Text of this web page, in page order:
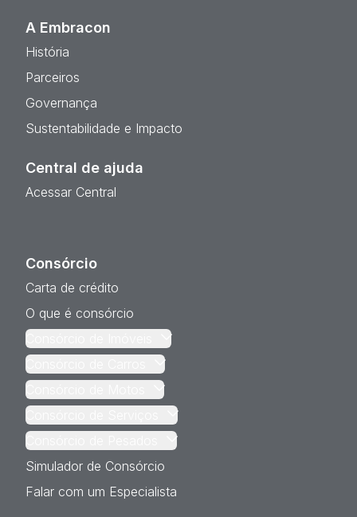
A Embracon
História
Parceiros
Governança
Sustentabilidade e Impacto
Central de ajuda
Acessar Central
Consórcio
Carta de crédito
O que é consórcio
Consórcio de Imóveis
Consórcio de Carros
Consórcio de Motos
Consórcio de Serviços
Consórcio de Pesados
Simulador de Consórcio
Falar com um Especialista